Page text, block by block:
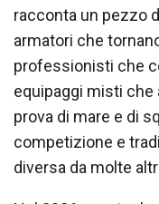
racconta un pezzo
armatori che
professionisti che
equipaggi misti che
prova di mare e di
competizione e
diversa da molte